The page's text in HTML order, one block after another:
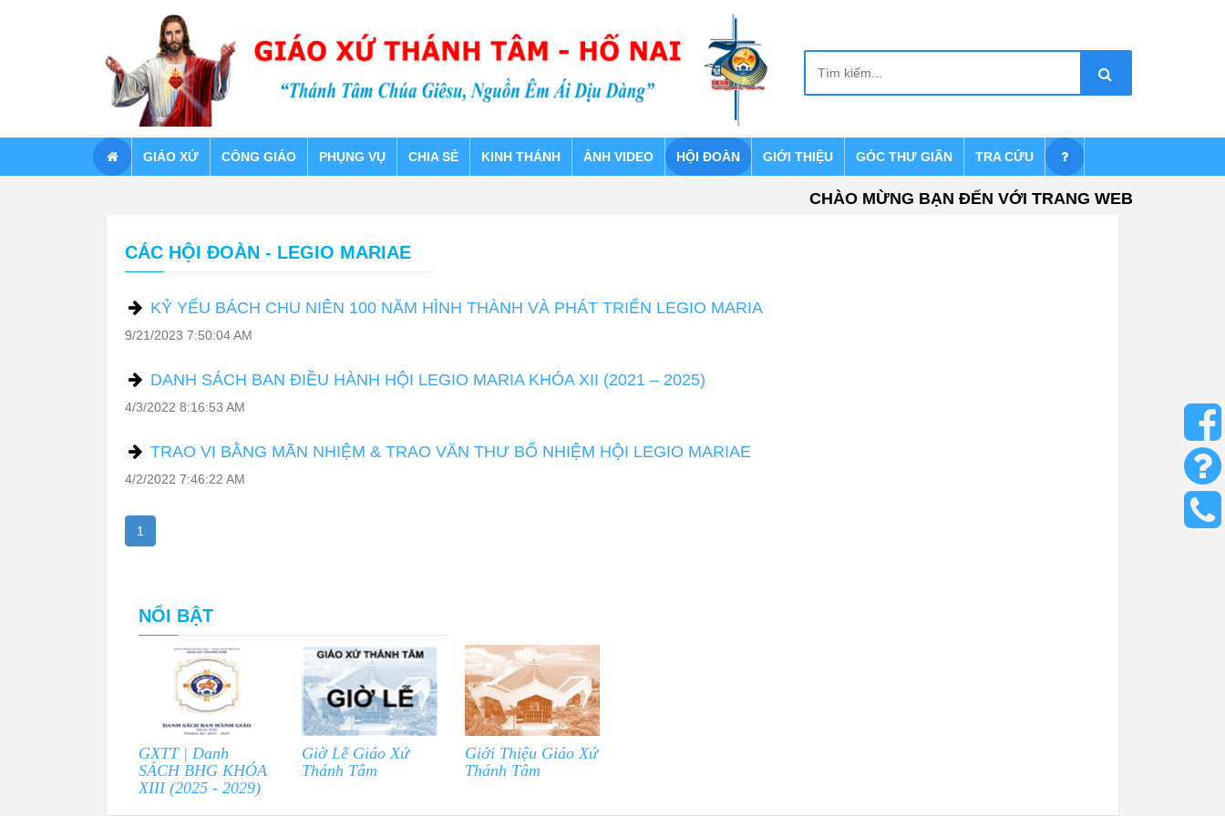
GIÁO XỨ CÔNG GIÁO PHỤNG VỤ CHIA SẺ KINH THÁNH ẢNH VIDEO HỘI ĐOÀN GIỚI THIỆU GÓC THƯ GIÃN TRA CỨU
CHÀO MỪNG BẠN ĐẾN VỚI TRANG WEB TRUYỀN
CÁC HỘI ĐOÀN - LEGIO MARIAE
KỶ YẾU BÁCH CHU NIÊN 100 NĂM HÌNH THÀNH VÀ PHÁT TRIỂN LEGIO MARIA
9/21/2023 7:50:04 AM
DANH SÁCH BAN ĐIỀU HÀNH HỘI LEGIO MARIA KHÓA XII (2021 – 2025)
4/3/2022 8:16:53 AM
TRAO VI BẰNG MÃN NHIỆM & TRAO VĂN THƯ BỔ NHIỆM HỘI LEGIO MARIAE
4/2/2022 7:46:22 AM
1
NỔI BẬT
GXTT | Danh
SÁCH BHG KHÓA
XIII (2025 - 2029)
Giờ Lễ Giáo Xứ
Thánh Tâm
Giới Thiệu Giáo Xứ
Thánh Tâm